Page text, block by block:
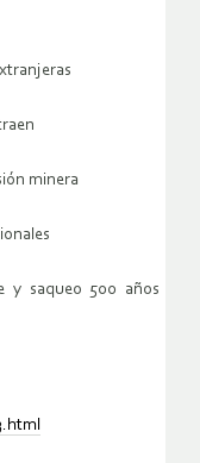
minera
y saqueo 500 años